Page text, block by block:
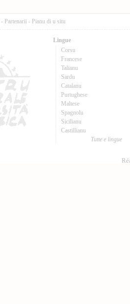
- Partenarii - Pianu di u situ
Lingue
Corsu
Francese
Talianu
Sardu
Catalanu
Purtughese
Maltese
Spagnolu
Sicilianu
Castillianu
Tutte e lingue